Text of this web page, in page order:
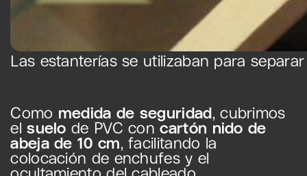
Las estanterías se utilizaban para
Como medida de seguridad, cubrimos
elsuelo de PVC concartón nido de
abeja de 10 cm, facilitando la
colocación de enchufes y el